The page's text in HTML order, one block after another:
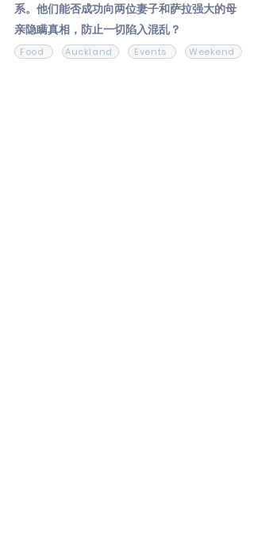
系。他们能否成功向两位妻子和萨拉强大的母
亲隐瞒真相，防止一切陷入混乱？
Food Auckland Events Weekend